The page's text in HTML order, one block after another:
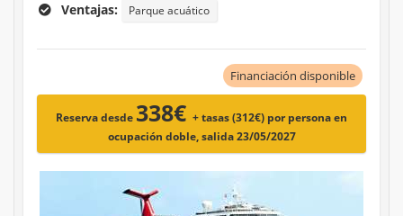
Ventajas:
Parque acuático
Financiación disponible
Reserva desde 338€ + tasas (312€) por persona en
ocupación doble, salida 23/05/2027